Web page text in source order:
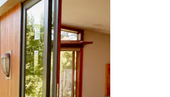
en appuyant dessus et en les faisant glisser.